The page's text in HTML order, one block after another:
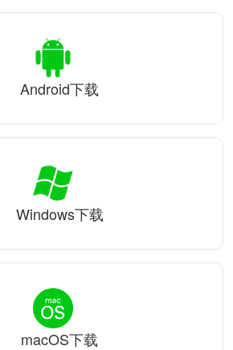
Android下载
Windows下载
macOS下载